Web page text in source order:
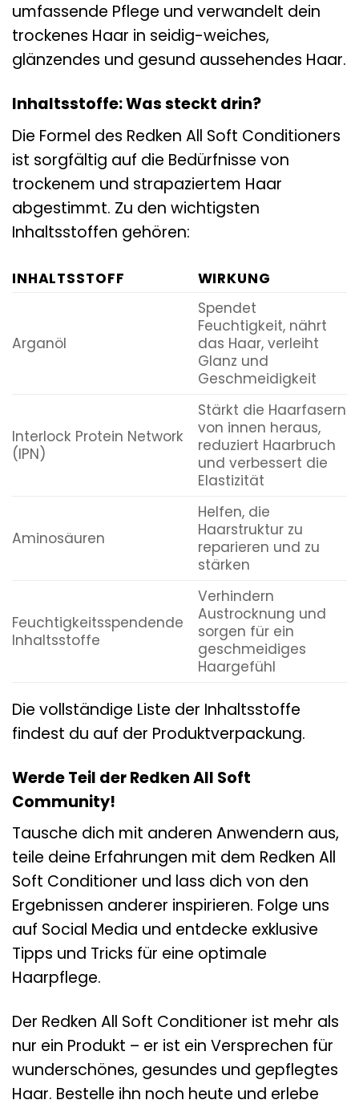
umfassende Pflege und verwandelt dein
trockenes Haar in seidig-weiches,
glänzendes und gesund aussehendes Haar.
Inhaltsstoffe: Was steckt drin?
Die Formel des Redken All Soft Conditioners
ist sorgfältig auf die Bedürfnisse von
trockenem und strapaziertem Haar
abgestimmt. Zu den wichtigsten
Inhaltsstoffen gehören:
INHALTSSTOFF WIRKUNG
Arganöl
Spendet
Feuchtigkeit, nährt
das Haar, verleiht
Glanz und
Geschmeidigkeit
Interlock Protein Network
(IPN)
Stärkt die Haarfasern
von innen heraus,
reduziert Haarbruch
und verbessert die
Elastizität
Aminosäuren
Helfen, die
Haarstruktur zu
reparieren und zu
stärken
Feuchtigkeitsspendende
Inhaltsstoffe
Verhindern
Austrocknung und
sorgen für ein
geschmeidiges
Haargefühl
Die vollständige Liste der Inhaltsstoffe
findest du auf der Produktverpackung.
Werde Teil der Redken All Soft
Community!
Tausche dich mit anderen Anwendern aus,
teile deine Erfahrungen mit dem Redken All
Soft Conditioner und lass dich von den
Ergebnissen anderer inspirieren. Folge uns
auf Social Media und entdecke exklusive
Tipps und Tricks für eine optimale
Haarpflege.
Der Redken All Soft Conditioner ist mehr als
nur ein Produkt – er ist ein Versprechen für
wunderschönes, gesundes und gepflegtes
Haar. Bestelle ihn noch heute und erlebe